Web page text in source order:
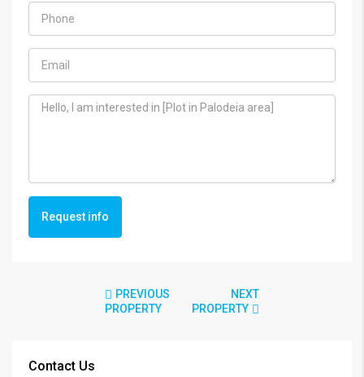
Request info
PREVIOUS
PROPERTY
NEXT
PROPERTY
Contact Us